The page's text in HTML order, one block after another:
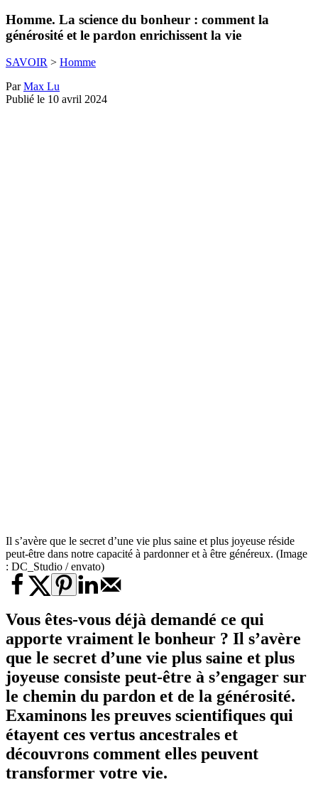
Homme. La science du bonheur : comment la
générosité et le pardon enrichissent la vie
SAVOIR > Homme
ParMax Lu
Publié le 10 avril 2024
Il s’avère que le secret d’une vie plus saine et plus joyeuse réside
peut-être dans notre capacité à pardonner et à être généreux. (Image
: DC_Studio / envato)
Vous êtes-vous déjà demandé ce qui
apporte vraiment le bonheur ? Il s’avère
que le secret d’une vie plus saine et plus
joyeuse consiste peut-être à s’engager sur
le chemin du pardon et de la générosité.
Examinons les preuves scientifiques qui
étayent ces vertus ancestrales et
découvrons comment elles peuvent
transformer votre vie.